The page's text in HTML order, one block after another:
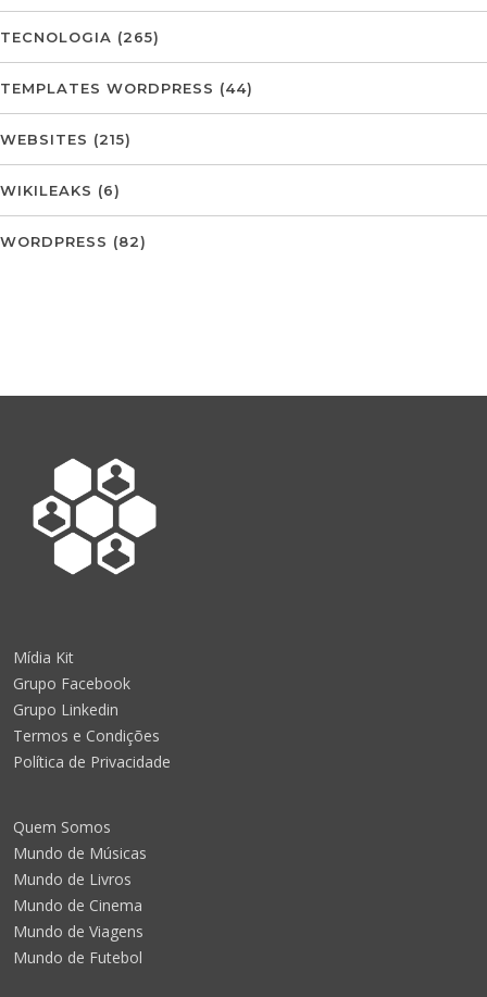
TECNOLOGIA (265)
TEMPLATES WORDPRESS (44)
WEBSITES (215)
WIKILEAKS (6)
WORDPRESS (82)
Mídia Kit
Grupo Facebook
Grupo Linkedin
Termos e Condições
Política de Privacidade
Quem Somos
Mundo de Músicas
Mundo de Livros
Mundo de Cinema
Mundo de Viagens
Mundo de Futebol